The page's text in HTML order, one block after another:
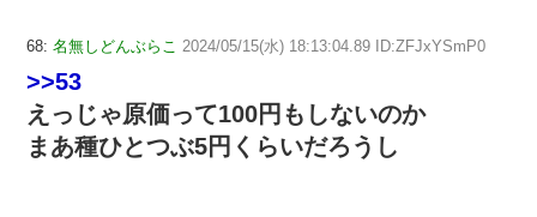
68: 名無しどんぶらこ 2024/05/15(水) 18:13:04.89 ID:ZFJxYSmP0
>>53
えっじゃ原価って100円もしないのか
まあ種ひとつぶ5円くらいだろうし